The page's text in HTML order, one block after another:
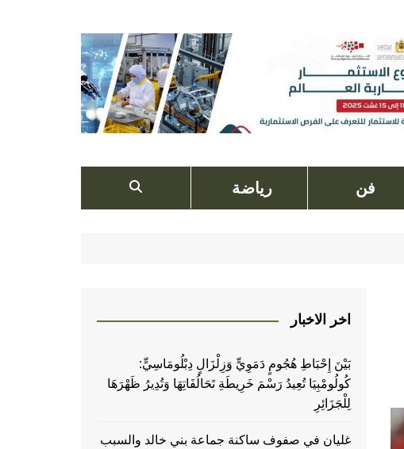
فن رياضة
اخر الاخبار
بَيْنَ إِحْبَاطِ هُجُومٍ دَمَوِيٍّ وَزِلْزَالٍ دِبْلُومَاسِيٍّ:
كُولُومْبِيَا تُعِيدُ رَسْمَ خَرِيطَةِ تَحَالُفَاتِهَا وَتُدِيرُ ظَهْرَهَا
لِلْجَزَائِرِ
غليان في صفوف ساكنة جماعة بني خالد والسبب